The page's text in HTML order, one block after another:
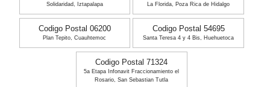
Solidaridad, Iztapalapa La Florida, Poza Rica de Hidalgo
Codigo Postal 06200
Plan Tepito, Cuauhtemoc
Codigo Postal 54695
Santa Teresa 4 y 4 Bis, Huehuetoca
Codigo Postal 71324
5a Etapa Infonavit Fraccionamiento el
Rosario, San Sebastian Tutla